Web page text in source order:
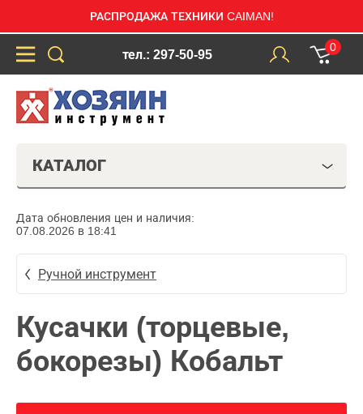
РАСПРОДАЖА ТЕХНИКИ CAIMAN!
тел.: 297-50-95
0
КАТАЛОГ
Дата обновления цен и наличия:
07.08.2026 в 18:41
Ручной инструмент
Кусачки (торцевые,
бокорезы) Кобальт